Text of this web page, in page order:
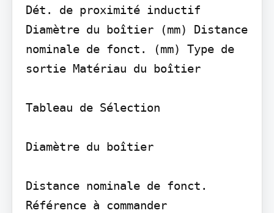
Dét. de proximité inductif
Diamètre du boîtier (mm) Distance
nominale de fonct. (mm) Type de
sortie Matériau du boîtier
Tableau de Sélection
Diamètre du boîtier
Distance nominale de fonct.
Référence à commander